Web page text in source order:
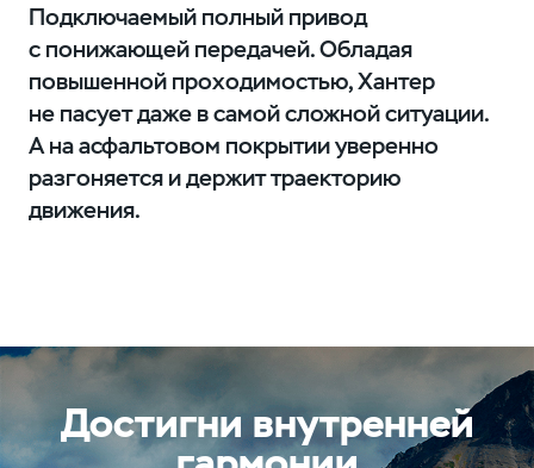
Подключаемый полный привод
с понижающей передачей. Обладая
повышенной проходимостью, Хантер
не пасует даже в самой сложной ситуации.
А на асфальтовом покрытии уверенно
разгоняется и держит траекторию
движения.
Достигни внутренней